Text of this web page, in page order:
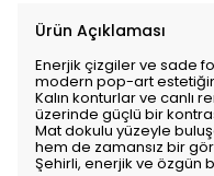
Ürün Açıklaması
Enerjik çizgiler ve sade
modern pop-art
Kalın konturlar ve canlı
üzerinde güçlü bir
Mat dokulu yüzeyle
hem de zamansız bir
Şehirli, enerjik ve özgün